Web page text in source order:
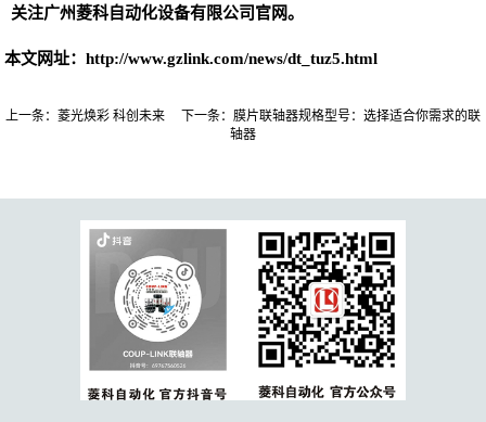
关注广州菱科自动化设备有限公司官网。
本文网址： http://www.gzlink.com/news/dt_tuz5.html
上一条： 菱光焕彩 科创未来 下一条： 膜片联轴器规格型号：选择适合你需求的联
轴器